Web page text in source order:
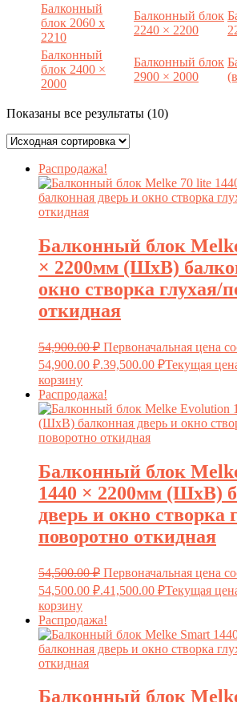
Балконный
блок 2060 x
2210
Балконный блок
2240 × 2200
Балконный
блок 2400 ×
2000
Балконный блок
2900 × 2000
Показаны все результаты (10)
Распродажа!
Балконный блок
× 2200мм (ШxВ)
окно створка глухая/
откидная
54,900.00₽ Первоначальная цена
54,900.00 ₽.39,500.00 ₽Текущая
корзину
Распродажа!
Балконный блок
1440 × 2200мм (ШxВ)
дверь и окно створка
поворотно откидная
54,500.00₽ Первоначальная цена
54,500.00 ₽.41,500.00 ₽Текущая
корзину
Распродажа!
Балконный блок